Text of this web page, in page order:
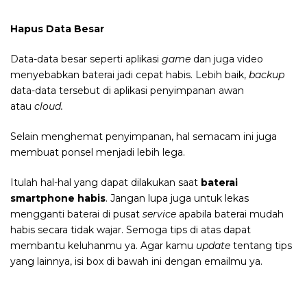
Hapus Data Besar
Data-data besar seperti aplikasi game dan juga video
menyebabkan baterai jadi cepat habis. Lebih baik, backup
data-data tersebut di aplikasi penyimpanan awan
atau cloud.
Selain menghemat penyimpanan, hal semacam ini juga
membuat ponsel menjadi lebih lega.
Itulah hal-hal yang dapat dilakukan saat baterai
smartphone habis. Jangan lupa juga untuk lekas
mengganti baterai di pusat service apabila baterai mudah
habis secara tidak wajar. Semoga tips di atas dapat
membantu keluhanmu ya. Agar kamu update tentang tips
yang lainnya, isi box di bawah ini dengan emailmu ya.